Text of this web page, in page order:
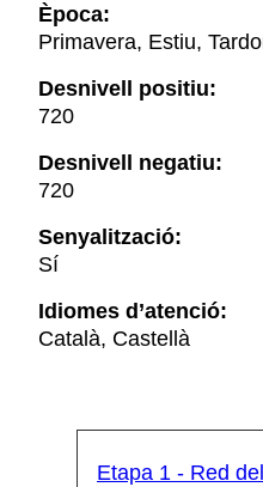
Època:
Primavera, Estiu,
Desnivell positiu:
720
Desnivell negatiu:
720
Senyalització:
Sí
Idiomes d’atenció:
Català, Castellà
Etapa 1 - Red